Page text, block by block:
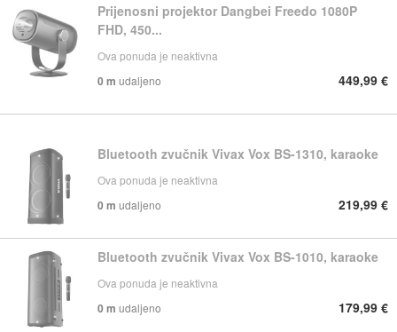
Prijenosni projektor Dangbei Freedo 1080P
FHD, 450...
Ova ponuda je neaktivna
0 m udaljeno 449,99 €
Bluetooth zvučnik Vivax Vox BS-1310, karaoke
Ova ponuda je neaktivna
0 m udaljeno 219,99 €
Bluetooth zvučnik Vivax Vox BS-1010, karaoke
Ova ponuda je neaktivna
0 m udaljeno 179,99 €